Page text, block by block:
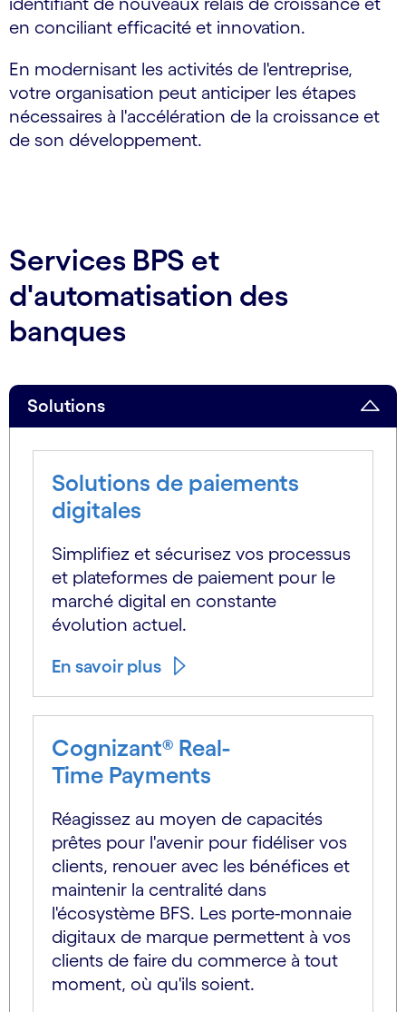
en conciliant efficacité et innovation.
En modernisant les activités de l'entreprise,
votre organisation peut anticiper les étapes
nécessaires à l'accélération de la croissance et
de son développement.
Services BPS et
d'automatisation des
banques
Solutions
Solutions de paiements
digitales
Simplifiez et sécurisez vos processus
et plateformes de paiement pour le
marché digital en constante
évolution actuel.
En savoir plus
Cognizant® Real-
Time Payments
Réagissez au moyen de capacités
prêtes pour l'avenir pour fidéliser vos
clients, renouer avec les bénéfices et
maintenir la centralité dans
l'écosystème BFS. Les porte-monnaie
digitaux de marque permettent à vos
clients de faire du commerce à tout
moment, où qu'ils soient.